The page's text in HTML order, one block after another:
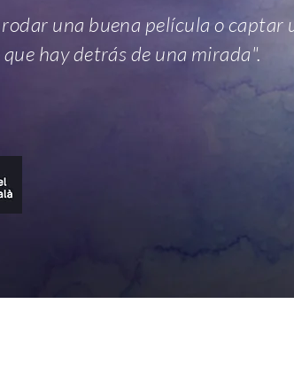
una buena película o captar
hay detrás de una mirada".